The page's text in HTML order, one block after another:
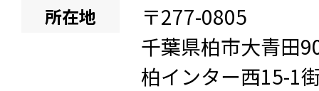
所在地 〒277-0805
千葉県柏市大青田
柏インター西15-1